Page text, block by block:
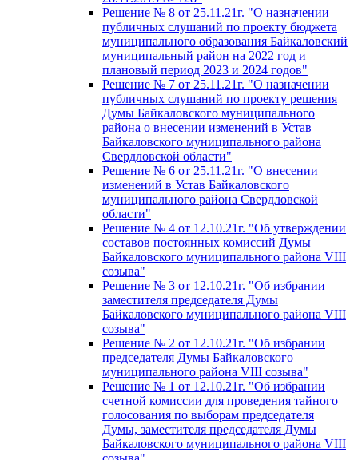
Решение № 8 от 25.11.21г. "О назначении
публичных слушаний по проекту бюджета
муниципального образования Байкаловский
муниципальный район на 2022 год и
плановый период 2023 и 2024 годов"
Решение № 7 от 25.11.21г. "О назначении
публичных слушаний по проекту решения
Думы Байкаловского муниципального
района о внесении изменений в Устав
Байкаловского муниципального района
Свердловской области"
Решение № 6 от 25.11.21г. "О внесении
изменений в Устав Байкаловского
муниципального района Свердловской
области"
Решение № 4 от 12.10.21г. "Об утверждении
составов постоянных комиссий Думы
Байкаловского муниципального района VIII
созыва"
Решение № 3 от 12.10.21г. "Об избрании
заместителя председателя Думы
Байкаловского муниципального района VIII
созыва"
Решение № 2 от 12.10.21г. "Об избрании
председателя Думы Байкаловского
муниципального района VIII созыва"
Решение № 1 от 12.10.21г. "Об избрании
счетной комиссии для проведения тайного
голосования по выборам председателя
Думы, заместителя председателя Думы
Байкаловского муниципального района VIII